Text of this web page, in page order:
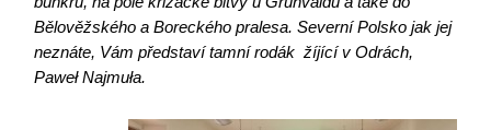
Bělověžského a Boreckého pralesa. Severní Polsko jak jej
neznáte, Vám představí tamní rodák žíjící v Odrách,
Paweł Najmuła.